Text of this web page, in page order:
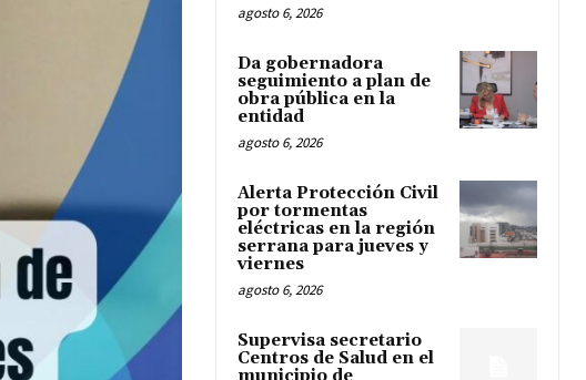
agosto 6, 2026
Da gobernadora
seguimiento a plan de
obra pública en la
entidad
agosto 6, 2026
Alerta Protección Civil
por tormentas
eléctricas en la región
serrana para jueves y
viernes
agosto 6, 2026
Supervisa secretario
Centros de Salud en el